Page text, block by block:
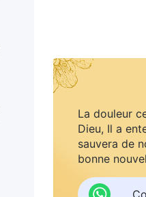
La douleur
Dieu, Il a
sauvera de
bonne